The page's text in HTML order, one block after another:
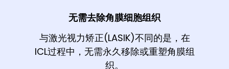
无需去除角膜细胞组织
与激光视力矫正(LASIK)不同的是，在
ICL过程中，无需永久移除或重塑角膜组
织。